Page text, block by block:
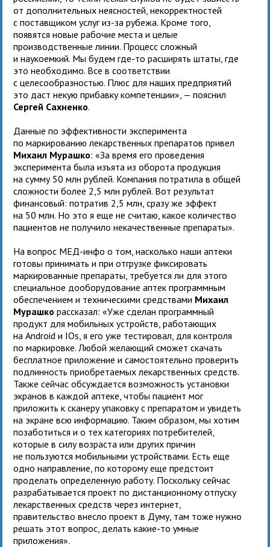
от дополнительных неясностей, некорректностей
с поставщиком услуг из-за рубежа. Кроме того,
появятся новые рабочие места и целые
производственные линии. Процесс сложный
и наукоемкий. Мы будем где-то расширять штаты, где
это необходимо. Все в соответствии
с целесообразностью. Плюс для наших предприятий
это даст некую прибавку компетенции», — пояснил
Сергей Сахненко.
Данные по эффективности эксперимента
по маркированию лекарственных препаратов привел
Михаил Мурашко: «За время его проведения
эксперимента была изъята из оборота продукция
на сумму 50 млн рублей. Компания потратила в общей
сложности более 2,5 млн рублей. Вот результат
финансовый: потратив 2,5 млн, сразу же эффект
на 50 млн. Но это я еще не считаю, какое количество
пациентов не получило некачественные препараты».
На вопрос МЕД-инфо о том, насколько наши аптеки
готовы принимать и при отгрузке фиксировать
маркированные препараты, требуется ли для этого
специальное дооборудование аптек программным
обеспечением и техническими средствами Михаил
Мурашко рассказал: «Уже сделан программный
продукт для мобильных устройств, работающих
на Android и IOs, я его уже тестировал, для контроля
по маркировке. Любой желающий сможет скачать
бесплатное приложение и самостоятельно проверить
подлинность приобретаемых лекарственных средств.
Также сейчас обсуждается возможность установки
экранов в каждой аптеке, чтобы пациент мог
приложить к сканеру упаковку с препаратом и увидеть
на экране всю информацию. Таким образом, мы хотим
позаботиться и о тех категориях потребителей,
которые в силу возраста или других причин
не пользуются мобильными устройствами. Есть еще
одно направление, по которому еще предстоит
проделать определенную работу. Поскольку сейчас
разрабатывается проект по дистанционному отпуску
лекарственных средств через интернет,
правительство внесло проект в Думу, там тоже нужно
решать этот вопрос, делать какие-то умные
приложения».